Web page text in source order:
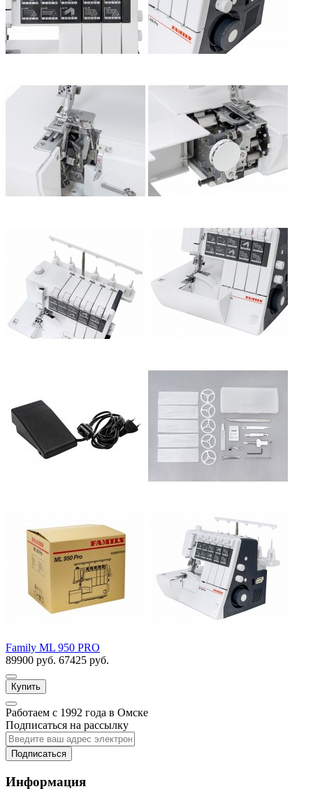
Family ML 950 PRO
89900 руб. 67425 руб.
Купить
Работаем с 1992 года в Омске
Подписаться на рассылку
Подписаться
Информация